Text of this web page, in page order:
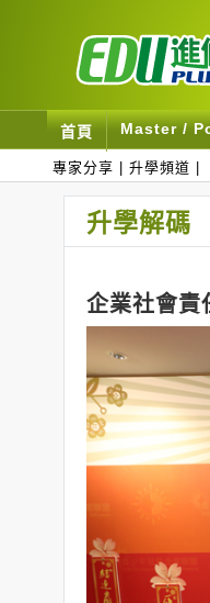
首頁 Master /
專家分享 升學頻道
升學解碼
企業社會責